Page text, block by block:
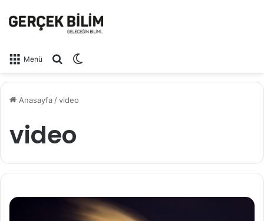
Menü Arama yap ...
Anasayfa /video
video